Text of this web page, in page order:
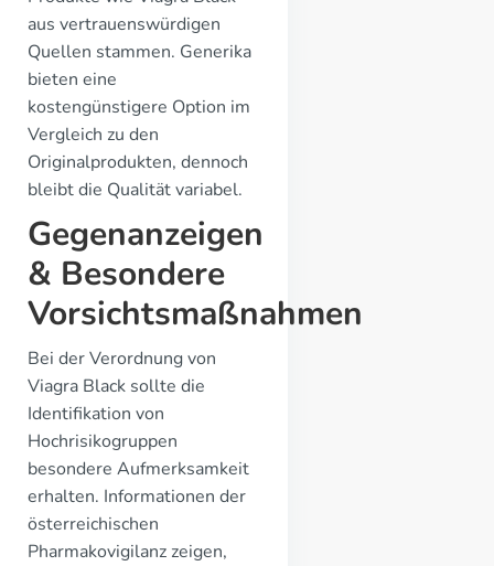
aus vertrauenswürdigen
Quellen stammen. Generika
bieten eine
kostengünstigere Option im
Vergleich zu den
Originalprodukten, dennoch
bleibt die Qualität variabel.
Gegenanzeigen
& Besondere
Vorsichtsmaßnahmen
Bei der Verordnung von
Viagra Black sollte die
Identifikation von
Hochrisikogruppen
besondere Aufmerksamkeit
erhalten. Informationen der
österreichischen
Pharmakovigilanz zeigen,